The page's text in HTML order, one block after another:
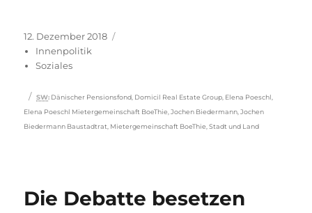
Veröffentlicht
am
12. Dezember 2018
Innenpolitik
Soziales
Schlagwörter
SW: Dänischer Pensionsfond Domicil Real Estate Group Elena Poeschl
Elena Poeschl Mietergemeinschaft BoeThie ,Jochen Biedermann ,Jochen
Biedermann Baustadtrat Mietergemeinschaft BoeThie ,Stadt und Land
Die Debatte besetzen